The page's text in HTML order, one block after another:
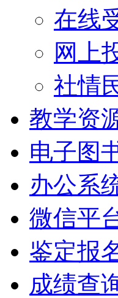
在线
网上
社情
教学资
电子图
办公系
微信平
鉴定报
成绩查